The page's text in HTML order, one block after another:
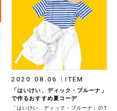
2020.08.06 ITEM
「はいけい、ディック・ブルーナ」
で作るおすすめ夏コーデ
「はいけい、ディック・ブルーナ」のT